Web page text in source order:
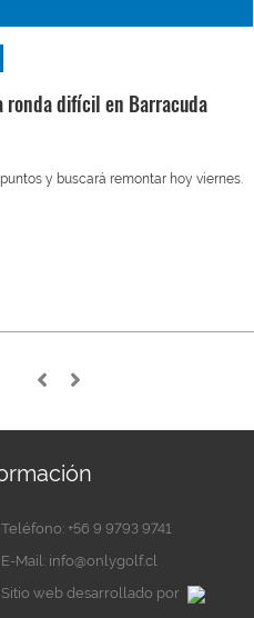
ronda difícil en Barracuda
y buscará remontar hoy viernes.
Teléfono: +56 9 9793 9741
E-Mail: info@onlygolf.cl
Sitio web desarrollado por